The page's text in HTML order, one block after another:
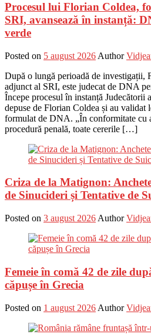
Procesul lui Florian Coldea,
SRI, avansează în instanță:
verde
Posted on 5 august 2026 Author
După o lungă perioadă de investigații,
adjunct al SRI, este judecat de DNA
Începe procesul în instanță Judecătorii
depuse de Florian Coldea și au validat
formulat de DNA. „În conformitate cu
procedură penală, toate cererile […]
Criza de la Matignon:
de Sinucideri și Tentative de
Posted on 3 august 2026 Author
Femeie în comă 42 de zile
căpușe în Grecia
Posted on 1 august 2026 Author